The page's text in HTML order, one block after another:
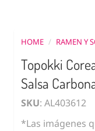
HOME / RAMEN Y
Topokki
Salsa
SKU: AL403612
*Las imágenes